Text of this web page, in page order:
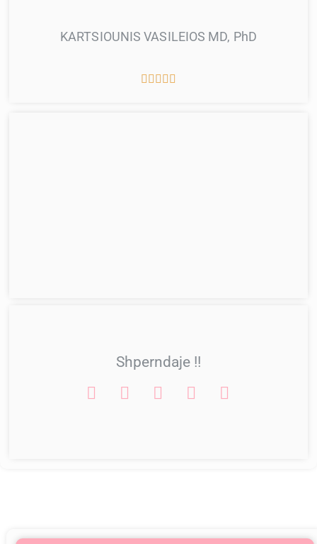
KARTSIOUNIS VASILEIOS MD, PhD
    
Shperndaje !!